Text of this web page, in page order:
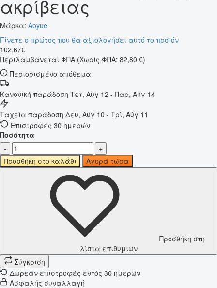
ακρίβειας
Μάρκα: Aoyue
Γίνετε ο πρώτος που θα αξιολογήσει αυτό το προϊόν
102,67€
Περιλαμβάνεται ΦΠΑ (Χωρίς ΦΠΑ: 82,80 €)
Περιορισμένο απόθεμα
Κανονική παράδοση Τετ, Αύγ 12 - Παρ, Αύγ 14
Ταχεία παράδοση Δευ, Αύγ 10 - Τρί, Αύγ 11
Επιστροφές 30 ημερών
Ποσότητα
-
+
Προσθήκη στο καλάθι
Αγορά τώρα
Προσθήκη στη
λίστα επιθυμιών
Σύγκριση
Δωρεάν επιστροφές εντός 30 ημερών
Ασφαλής συναλλαγή